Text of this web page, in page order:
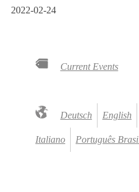
2022-02-24
Current Events
Deutsch English
Italiano Português